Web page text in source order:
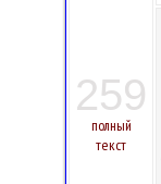
259
полный
текст